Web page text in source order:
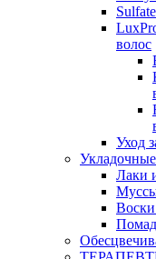
волос
Уход
Укладочные
Лаки